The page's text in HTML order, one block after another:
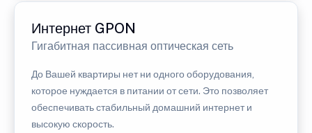
Интернет GPON
Гигабитная пассивная оптическая сеть
До Вашей квартиры нет ни одного оборудования,
которое нуждается в питании от сети. Это позволяет
обеспечивать стабильный домашний интернет и
высокую скорость.